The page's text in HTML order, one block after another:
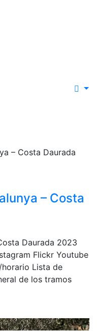
– Costa Daurada
– Costa
Daurada 2023
Flickr Youtube
Lista de
de los tramos